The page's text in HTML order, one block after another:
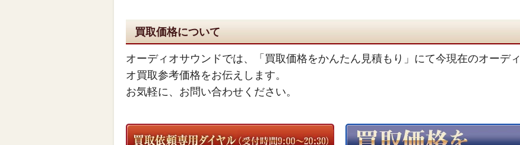
買取価格について
オーディオサウンドでは、「買取価格をかんたん見積もり」にて今現在のオーディ
オ買取参考価格をお伝えします。
お気軽に、お問い合わせください。